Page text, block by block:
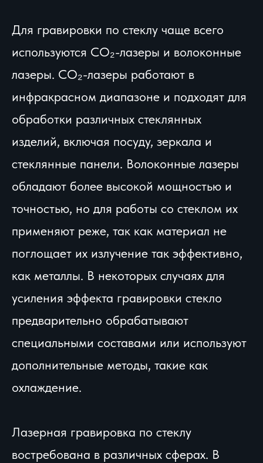
Для гравировки по стеклу чаще всего
используются CO₂-лазеры и волоконные
лазеры. CO₂-лазеры работают в
инфракрасном диапазоне и подходят для
обработки различных стеклянных
изделий, включая посуду, зеркала и
стеклянные панели. Волоконные лазеры
обладают более высокой мощностью и
точностью, но для работы со стеклом их
применяют реже, так как материал не
поглощает их излучение так эффективно,
как металлы. В некоторых случаях для
усиления эффекта гравировки стекло
предварительно обрабатывают
специальными составами или используют
дополнительные методы, такие как
охлаждение.
Лазерная гравировка по стеклу
востребована в различных сферах. В